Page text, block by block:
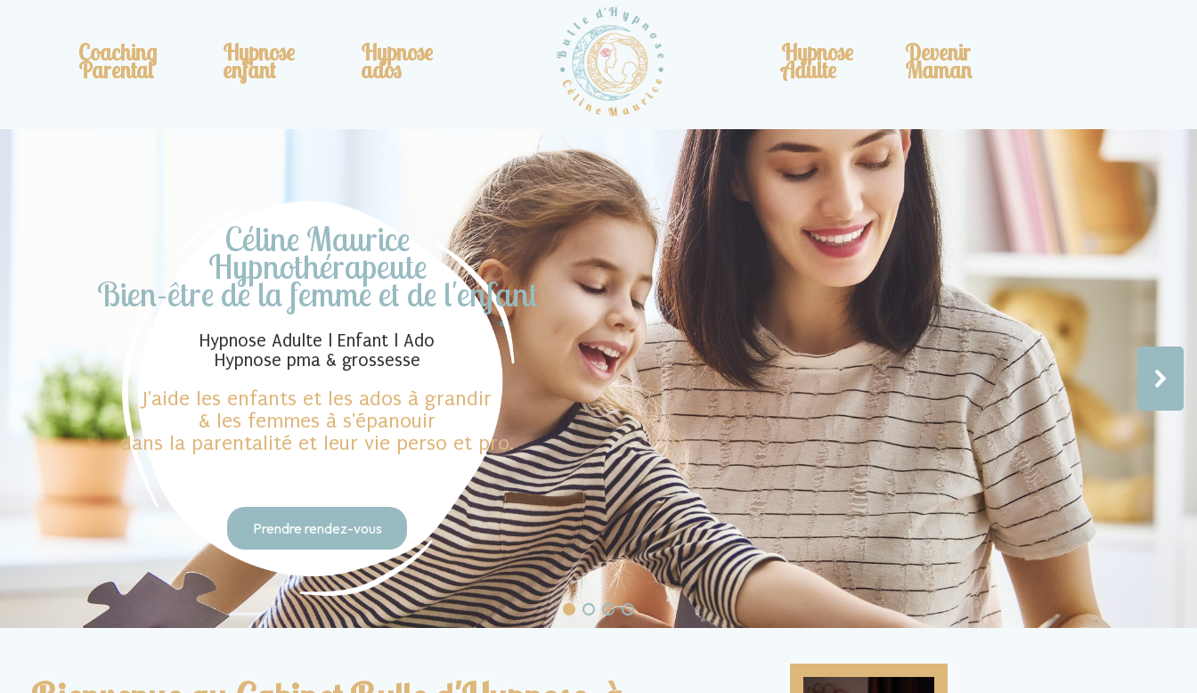
Coaching
Parental
Hypnose
enfant
Hypnose
ados
Hypnose
Adulte
Devenir
Maman
Céline Maurice
Hypnothérapeute
Bien-être de la femme et de l'enfant
Hypnose Adulte l Enfant l Ado
Hypnose pma & grossesse
J'aide les enfants et les ados à grandir
& les femmes à s'épanouir
dans la parentalité et leur vie perso et pro.
Prendre rendez-vous